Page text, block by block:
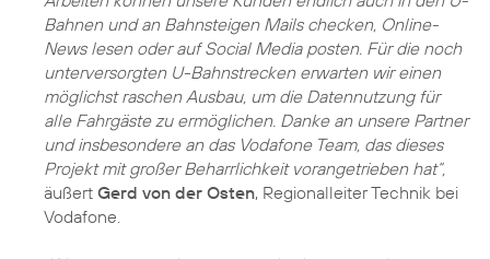
Bahnen und an Bahnsteigen Mails checken, Online-
News lesen oder auf Social Media posten. Für die noch
unterversorgten U-Bahnstrecken erwarten wir einen
möglichst raschen Ausbau, um die Datennutzung für
alle Fahrgäste zu ermöglichen. Danke an unsere Partner
und insbesondere an das Vodafone Team, das dieses
Projekt mit großer Beharrlichkeit vorangetrieben hat“,
äußert Gerd von der Osten, Regionalleiter Technik bei
Vodafone.